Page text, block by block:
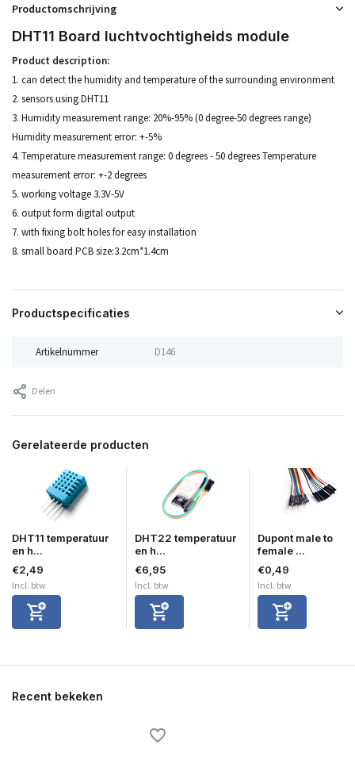
Productomschrijving
DHT11 Board luchtvochtigheids module
Product description:
1. can detect the humidity and temperature of the surrounding environment
2. sensors using DHT11
3. Humidity measurement range: 20%-95% (0 degree-50 degrees range)
Humidity measurement error: +-5%
4. Temperature measurement range: 0 degrees - 50 degrees Temperature
measurement error: +-2 degrees
5. working voltage 3.3V-5V
6. output form digital output
7. with fixing bolt holes for easy installation
8. small board PCB size:3.2cm*1.4cm
Productspecificaties
Artikelnummer D146
Delen
Gerelateerde producten
DHT11 temperatuur
en h...
€2,49
Incl. btw
DHT22 temperatuur
en h...
€6,95
Incl. btw
Dupont male to
female ...
€0,49
Incl. btw
Recent bekeken